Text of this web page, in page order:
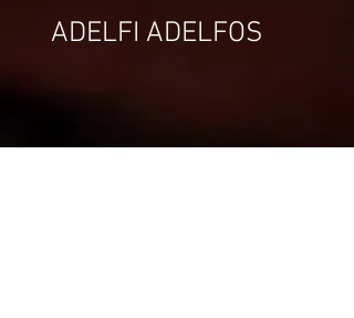
ADELFI ADELFOS